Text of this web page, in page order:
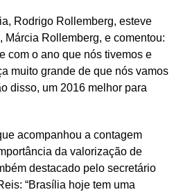
Rodrigo Rollemberg, esteve
Márcia Rollemberg, e comentou:
com o ano que nós tivemos e
muito grande de que nós vamos
disso, um 2016 melhor para
acompanhou a contagem
da valorização de
destacado pelo secretário
“Brasília hoje tem uma